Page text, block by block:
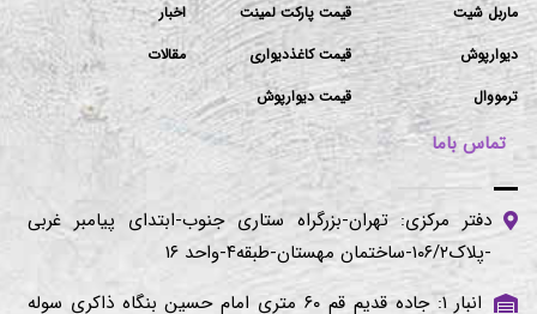
ماربل شیت
دیوارپوش
ترمووال
قیمت پارکت لمینت
قیمت کاغذدیواری
قیمت دیوارپوش
اخبار
مقالات
تماس باما
دفتر مرکزی: تهران-بزرگراه ستاری جنوب-ابتدای پیامبر غربی
-پلاک۱۰۶/۲-ساختمان مهستان-طبقه۴-واحد ۱۶
انبار ۱: جاده قدیم قم ۶۰ متری امام حسین بنگاه ذاکری سوله